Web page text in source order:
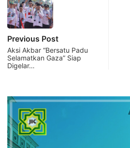
Previous Post
Aksi Akbar “Bersatu Padu
Selamatkan Gaza” Siap
Digelar…